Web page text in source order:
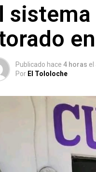
Publicado hace 4 horas el
Por El Tololoche